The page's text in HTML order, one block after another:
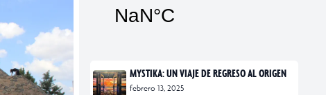
MYSTIKA: UN VIAJE DE REGRESO AL ORIGEN
febrero 13, 2025